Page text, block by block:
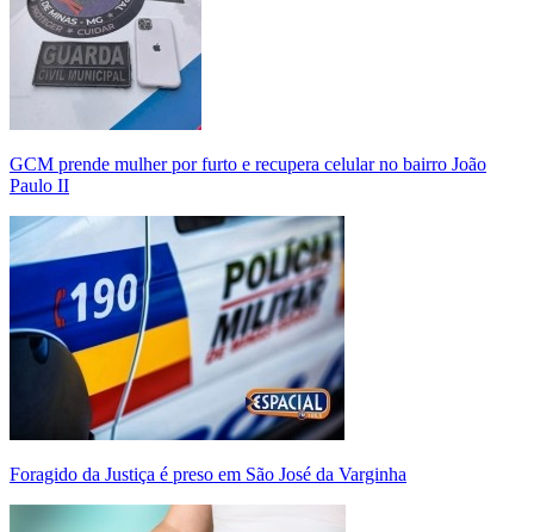
GCM prende mulher por furto e recupera celular no bairro João
Paulo II
Foragido da Justiça é preso em São José da Varginha